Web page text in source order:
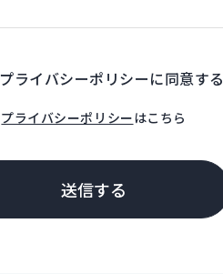
プライバシーポリシーに同意する
プライバシーポリシーはこちら
送信する